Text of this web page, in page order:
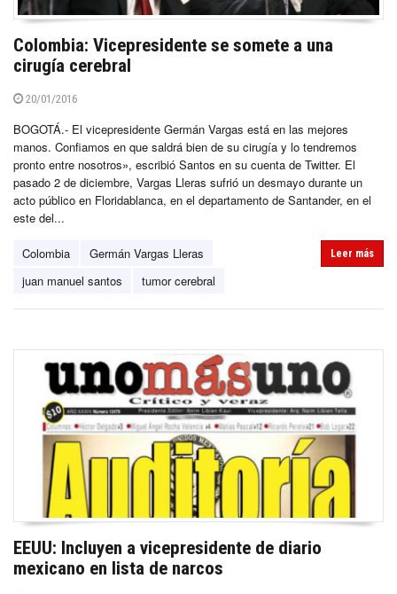
Colombia: Vicepresidente se somete a una
cirugía cerebral
20/01/2016
BOGOTÁ.- El vicepresidente Germán Vargas está en las mejores
manos. Confiamos en que saldrá bien de su cirugía y lo tendremos
pronto entre nosotros», escribió Santos en su cuenta de Twitter. El
pasado 2 de diciembre, Vargas Lleras sufrió un desmayo durante un
acto público en Floridablanca, en el departamento de Santander, en el
este del...
Colombia
Germán Vargas Lleras
juan manuel santos
tumor cerebral
Leer más
EEUU: Incluyen a vicepresidente de diario
mexicano en lista de narcos